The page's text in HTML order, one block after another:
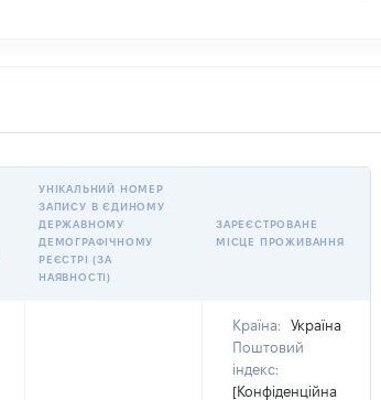
УНІКАЛЬНИЙ НОМЕР
ЗАПИСУ В ЄДИНОМУ
ДЕРЖАВНОМУ
ДЕМОГРАФІЧНОМУ
РЕЄСТРІ (ЗА
НАЯВНОСТІ)
ЗАРЕЄСТРОВАНЕ
МІСЦЕ ПРОЖИВАННЯ
Країна:
Україна
Поштовий
індекс:
[Конфіденційна